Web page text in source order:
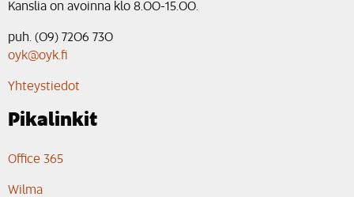
Kanslia on avoinna klo 8.00-15.00.
puh. (09) 7206 730
oyk@oyk.fi
Yhteystiedot
Pikalinkit
Office 365
Wilma